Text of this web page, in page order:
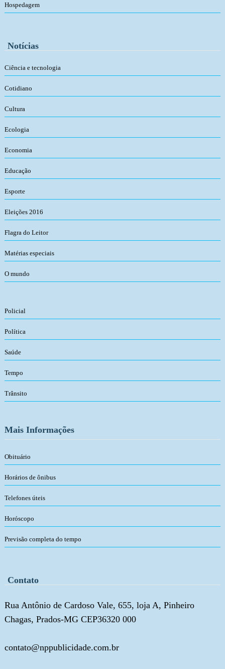
Hospedagem
Notícias
Ciência e tecnologia
Cotidiano
Cultura
Ecologia
Economia
Educação
Esporte
Eleições 2016
Flagra do Leitor
Matérias especiais
O mundo
Policial
Política
Saúde
Tempo
Trânsito
Mais Informações
Obituário
Horários de ônibus
Telefones úteis
Horóscopo
Previsão completa do tempo
Contato
Rua Antônio de Cardoso Vale, 655, loja A, Pinheiro
Chagas, Prados-MG CEP36320 000
contato@nppublicidade.com.br